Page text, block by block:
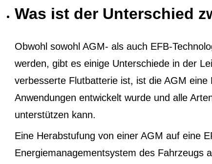
Was ist der Unterschied
Obwohl sowohl AGM- als auch EFB-
werden, gibt es einige Unterschiede in der
verbesserte Flutbatterie ist, ist die AGM
Anwendungen entwickelt wurde und alle
unterstützen kann.
Eine Herabstufung von einer AGM auf eine
Energiemanagementsystem des Fahrzeugs